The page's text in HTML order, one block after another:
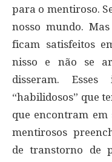
para o mentiroso.
nosso mundo.
ficam satisfeitos
nisso e não se
disseram. Esses
“habilidosos” que
que encontram em
mentirosos
de transtorno de